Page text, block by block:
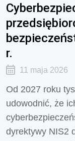
r.
11 maja 2026
Od 2027 roku
udowodnić, że
dyrektywy NIS2